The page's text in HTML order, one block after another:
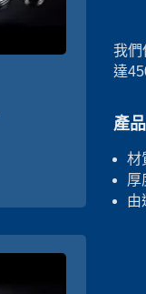
我們
達
產
材
厚
由